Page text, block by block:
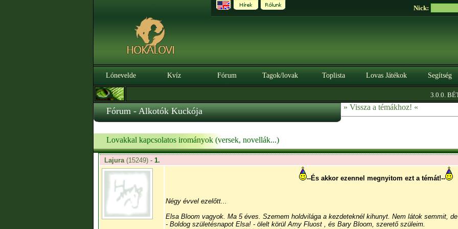
Nick:
Lónevelde Kvíz Fórum Tagok/lovak Toplista Lovas Játékok Segítség
3.0.0. BÉTA |
Fórum - Alkotók Kuckója » Vissza a témákhoz! «
Lovakkal kapcsolatos irományok (versek, novellák...)
Lajura(15249) - 1.
--És akkor ezennel megnyitom ezt a témát!--
Négy évvel ezelőtt...
Elsa Bloom vagyok. Ma 5 éves. Szemem holdvilága a kezdeteknél kihunyt. Nem látok semmit,
- Boldog születésnapot Elsa! - ölelt körül Amy Fluost , és Bary Bloom, szerető szüleim.